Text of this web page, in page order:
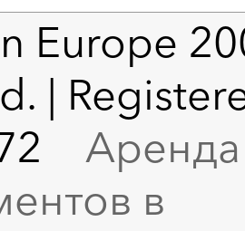
Europe
|
Аренда
в